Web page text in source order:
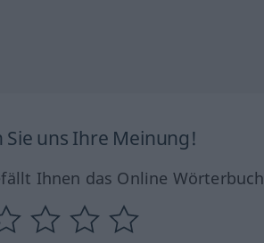
Sie uns Ihre Meinung!
Ihnen das Online